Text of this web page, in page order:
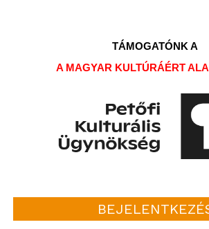
TÁMOGATÓNK A
A MAGYAR KULTÚRÁÉRT